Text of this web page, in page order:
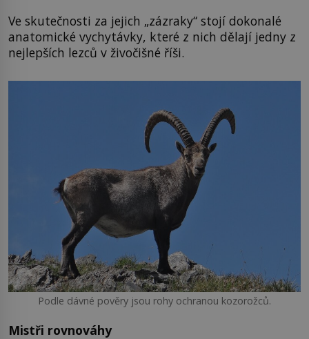
Ve skutečnosti za jejich „zázraky“ stojí dokonalé
anatomické vychytávky, které z nich dělají jedny z
nejlepších lezců v živočišné říši.
Podle dávné pověry jsou rohy ochranou kozorožců.
Mistři rovnováhy